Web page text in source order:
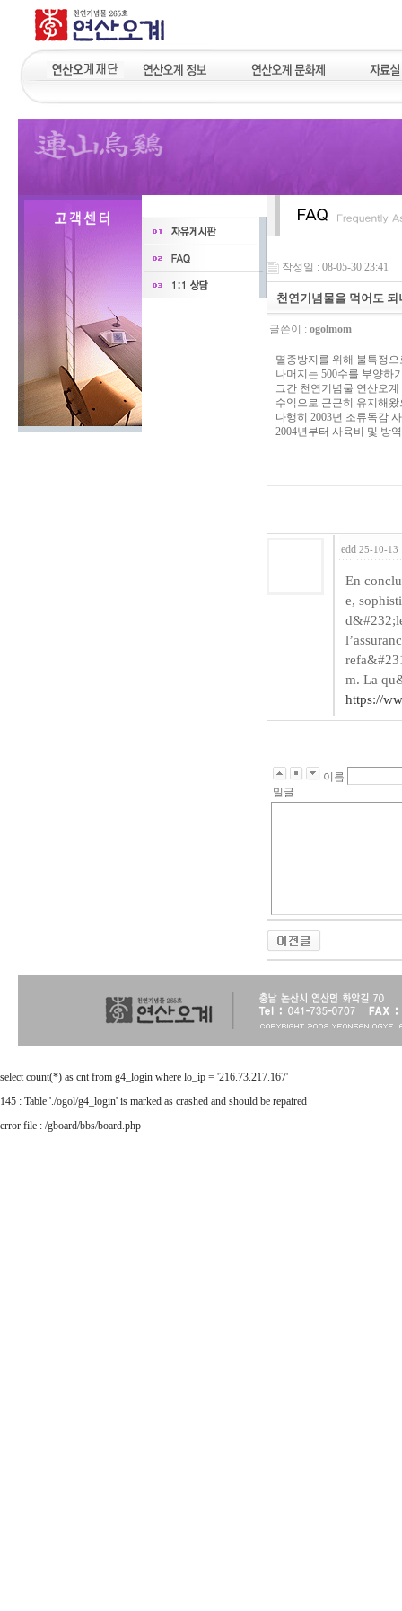
작성일 : 08-05-30 23:41
천연기념물을 먹어도 되
글쓴이 : ogolmom
멸종방지를 위해 불특정
나머지는 500수를 부양하
그간 천연기념물 연산오
수익으로 근근히 유지해
다행히 2003년 조류독감
2004년부터 사육비 및 방
edd 25-10-13
En
e,
m. La
https://
이름
밀글
select count(*) as cnt from g4_login where lo_ip = '216.73.217.167'
145 : Table './ogol/g4_login' is marked as crashed and should be repaired
error file : /gboard/bbs/board.php